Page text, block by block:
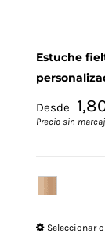
Estuche
Desde
Precio sin
Seleccionar